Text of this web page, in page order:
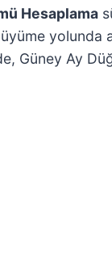
Hesaplama
Güney Ay